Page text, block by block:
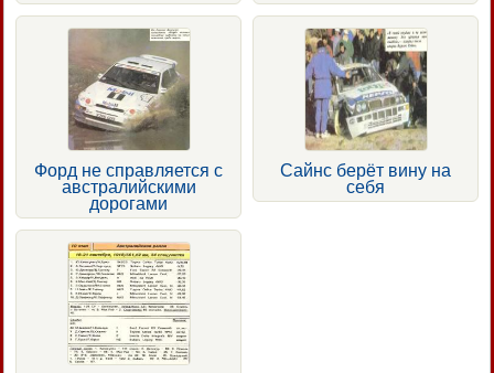
Форд не справляется с
австралийскими
дорогами
Сайнс берёт вину на
себя